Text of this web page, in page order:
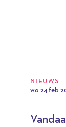
NIEUWS
wo 24 feb